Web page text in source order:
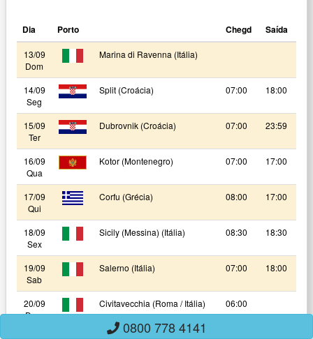
Dia Porto Chegd Saída
13/09
Dom
Marina di Ravenna (Itália)
14/09
Seg
Split (Croácia) 07:00 18:00
15/09
Ter
Dubrovnik (Croácia) 07:00 23:59
16/09
Qua
Kotor (Montenegro) 07:00 17:00
17/09
Qui
Corfu (Grécia) 08:00 17:00
18/09
Sex
Sicily (Messina) (Itália) 08:30 18:30
19/09
Sab
Salerno (Itália) 07:00 18:00
20/09
Dom
Civitavecchia (Roma / Itália) 06:00
0800 778 4141